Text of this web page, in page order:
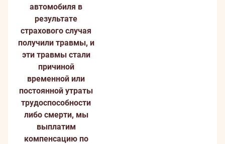
автомобиля в
результате
страхового случая
получили травмы, и
эти травмы стали
причиной
временной или
постоянной утраты
трудоспособности
либо смерти, мы
выплатим
компенсацию по